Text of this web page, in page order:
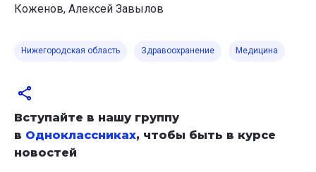
Коженов, Алексей Завылов
Нижегородская область Здравоохранение Медицина
Вступайте в нашу группу
в Одноклассниках, чтобы быть в курсе
новостей